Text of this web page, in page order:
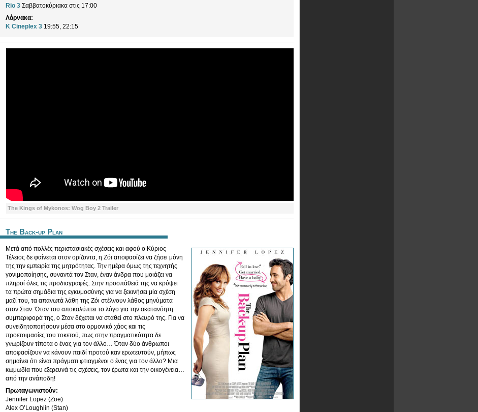
Rio 3 Σαββατοκύριακα στις 17:00
Λάρνακα:
K Cineplex 3 19:55, 22:15
The Kings of Mykonos: Wog Boy 2 Trailer
The Back-up Plan
Μετά από πολλές περιστασιακές σχέσεις και αφού ο Κύριος
Τέλειος δε φαίνεται στον ορίζοντα, η Ζόι αποφασίζει να ζήσει μόνη
της την εμπειρία της μητρότητας. Την ημέρα όμως της τεχνητής
γονιμοποίησης, συναντά τον Σταν, έναν άνδρα που μοιάζει να
πληροί όλες τις προδιαγραφές. Στην προσπάθειά της να κρύψει
τα πρώτα σημάδια της εγκυμοσύνης για να ξεκινήσει μία σχέση
μαζί του, τα απανωτά λάθη της Ζόι στέλνουν λάθος μηνύματα
στον Σταν. Όταν του αποκαλύπτει το λόγο για την ακατανόητη
συμπεριφορά της, ο Σταν δέχεται να σταθεί στο πλευρό της. Για να
συνειδητοποιήσουν μέσα στο ορμονικό χάος και τις
προετοιμασίες του τοκετού, πως στην πραγματικότητα δε
γνωρίζουν τίποτα ο ένας για τον άλλο… Όταν δύο άνθρωποι
αποφασίζουν να κάνουν παιδί προτού καν ερωτευτούν, μήπως
σημαίνει ότι είναι πράγματι φτιαγμένοι ο ένας για τον άλλο? Μια
κωμωδία που εξερευνά τις σχέσεις, τον έρωτα και την οικογένεια…
από την ανάποδη!
Πρωταγωνιστούν:
Jennifer Lopez (Zoe)
Alex O’Loughlin (Stan)